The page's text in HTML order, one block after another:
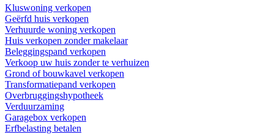
Kluswoning verkopen
Geërfd huis verkopen
Verhuurde woning verkopen
Huis verkopen zonder makelaar
Beleggingspand verkopen
Verkoop uw huis zonder te verhuizen
Grond of bouwkavel verkopen
Transformatiepand verkopen
Overbruggingshypotheek
Verduurzaming
Garagebox verkopen
Erfbelasting betalen